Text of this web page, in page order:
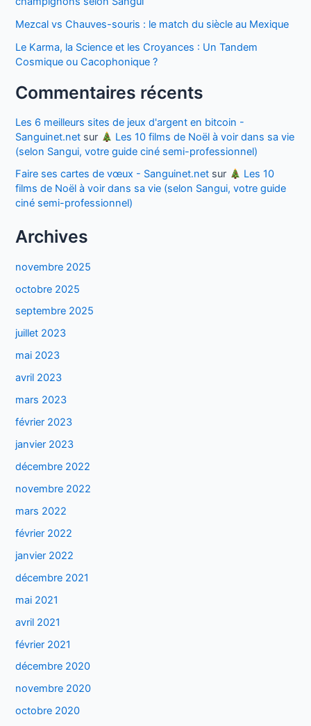
Mezcal vs Chauves-souris : le match du siècle au Mexique
Le Karma, la Science et les Croyances : Un Tandem
Cosmique ou Cacophonique ?
Commentaires récents
Les 6 meilleurs sites de jeux d'argent en bitcoin -
Sanguinet.net sur
Les 10 films de Noël à voir dans sa vie
(selon Sangui, votre guide ciné semi-professionnel)
Faire ses cartes de vœux - Sanguinet.net sur
Les 10
films de Noël à voir dans sa vie (selon Sangui, votre guide
ciné semi-professionnel)
Archives
novembre 2025
octobre 2025
septembre 2025
juillet 2023
mai 2023
avril 2023
mars 2023
février 2023
janvier 2023
décembre 2022
novembre 2022
mars 2022
février 2022
janvier 2022
décembre 2021
mai 2021
avril 2021
février 2021
décembre 2020
novembre 2020
octobre 2020